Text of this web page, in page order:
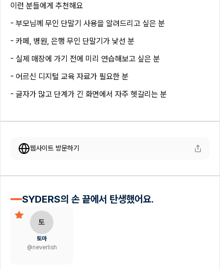
이런 분들에게 추천해요
- 부모님께 무인 단말기 사용을 알려드리고 싶은 분
- 카페, 병원, 은행 무인 단말기가 낯선 분
- 실제 매장에 가기 전에 미리 연습해보고 싶은 분
- 어르신 디지털 교육 자료가 필요한 분
- 글자가 많고 단계가 긴 화면에서 자주 헷갈리는 분
웹사이트 방문하기
SYDERS의 손 끝에서 탄생했어요.
토
토마
@neverlish